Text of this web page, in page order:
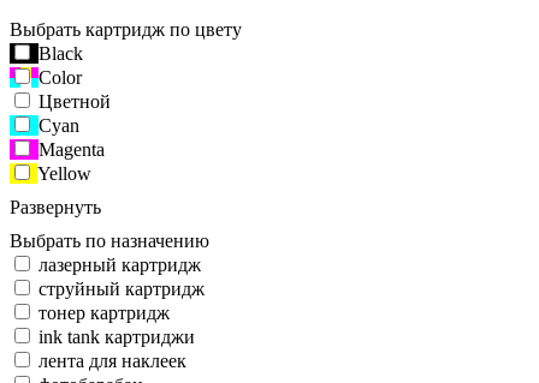
Выбрать картридж по цвету
Black
Color
Цветной
Cyan
Magenta
Yellow
Развернуть
Выбрать по назначению
лазерный картридж
струйный картридж
тонер картридж
ink tank картриджи
лента для наклеек